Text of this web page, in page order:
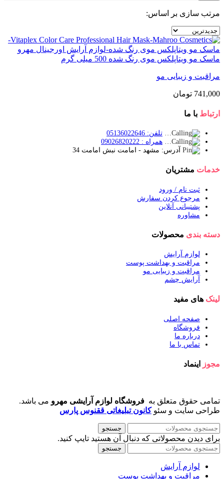
مرتب سازی بر اساس:
ماسک مو ویتاپلکس موی رنگ شده 500 میلی گرم
مراقبت و زیبایی مو
741,000 تومان
ارتباط با ما
تلفن: 05136022646
همراه : 09026820222
آدرس: مشهد - امامت نبش امامت 34
خدمات مشتریان
ثبت نام / ورود
مرجوع کردن سفارش
پشتیبانی آنلاین
مشاوره
دسته بندی محصولات
لوازم آرایش
مراقبت و بهداشت پوست
مراقبت و زیبایی مو
آرایش چشم
لینک های مفید
صفحه اصلی
فروشگاه
درباره ما
تماس با ما
مجوز اینماد
تمامی حقوق متعلق به فروشگاه لوازم آرایشی مهرو می باشد.
طراحی سایت و سئوکانون تبلیغاتی ققنوس پارس
جستجو
برای دیدن محصولاتی که دنبال آن هستید تایپ کنید.
جستجو
لوازم آرایش
مراقبت و بهداشت پوست